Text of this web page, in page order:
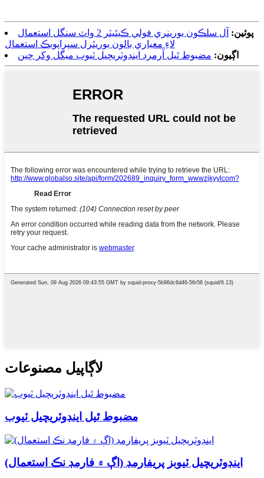
پوئين:
آل سلڪون يورينري فولي ڪيٿيٽر 2 واٽ سنگل استعمال
لاءِ معياري بالون يوريٿرل سپراپوبڪ استعمال
اڳيون: مضبوط ٿيل آرمرڊ اينڊوٽريچيل ٽيوب ميگل وکر چين
لاڳاپيل مصنوعات
مضبوط ٿيل اينڊوٽريچيل ٽيوب
اينڊوٽريچيل ٽيوبز پريفارمڊ (اڳ ۾ فارمڊ نڪ استعمال)